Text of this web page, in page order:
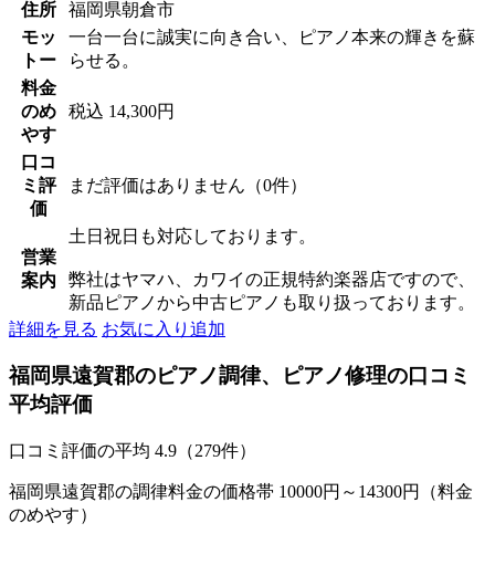
住所
福岡県朝倉市
モッ
トー
一台一台に誠実に向き合い、ピアノ本来の輝きを蘇
らせる。
料金
のめ
やす
税込 14,300円
口コ
ミ評
価
まだ評価はありません（0件）
営業
案内
土日祝日も対応しております。
弊社はヤマハ、カワイの正規特約楽器店ですので、
新品ピアノから中古ピアノも取り扱っております。
詳細を見る お気に入り追加
福岡県遠賀郡のピアノ調律、ピアノ修理の口コミ
平均評価
口コミ評価の平均 4.9（279件）
福岡県遠賀郡の調律料金の価格帯 10000円～14300円（料金
のめやす）